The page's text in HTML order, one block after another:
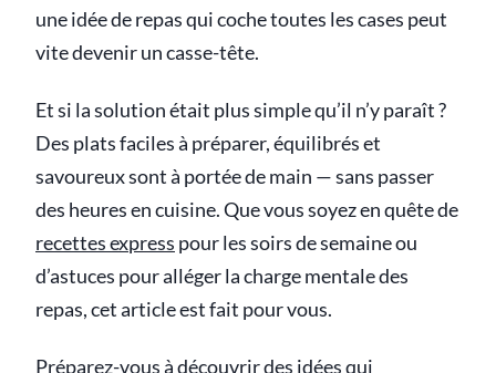
une idée de repas qui coche toutes les cases peut
vite devenir un casse-tête.
Et si la solution était plus simple qu’il n’y paraît ?
Des plats faciles à préparer, équilibrés et
savoureux sont à portée de main — sans passer
des heures en cuisine. Que vous soyez en quête de
recettes express pour les soirs de semaine ou
d’astuces pour alléger la charge mentale des
repas, cet article est fait pour vous.
Préparez-vous à découvrir des idées qui